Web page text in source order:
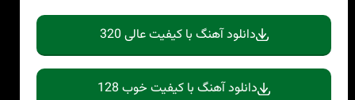
دانلود آهنگ با کیفیت عالی 320
دانلود آهنگ با کیفیت خوب 128